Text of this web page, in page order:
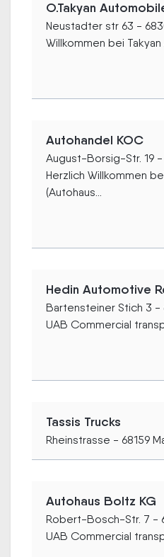
O.Takyan
Neustadter str 63 -
Willkommen bei
Autohandel KOC
August-Borsig-Str. 19 -
Herzlich Willkommen
(Autohaus...
Hedin Automotive
Bartensteiner Stich 3 -
UAB Commercial
Tassis Trucks
Rheinstrasse - 68159
Autohaus Boltz KG
Robert-Bosch-Str. 7 -
UAB Commercial